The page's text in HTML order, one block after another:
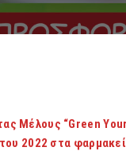
Μέλους “Green
2022 στα